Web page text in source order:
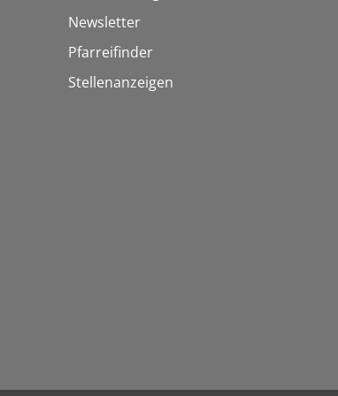
Newsletter
Pfarreifinder
Stellenanzeigen